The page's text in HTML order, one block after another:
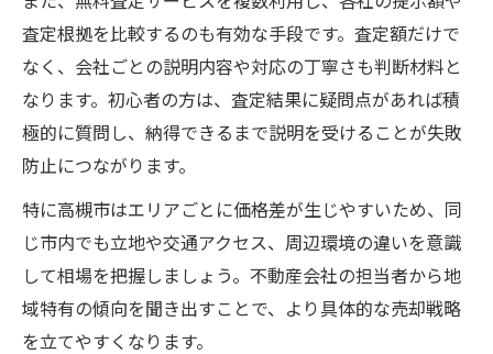
査定根拠を比較するのも有効な手段です。査定額だけで
なく、会社ごとの説明内容や対応の丁寧さも判断材料と
なります。初心者の方は、査定結果に疑問点があれば積
極的に質問し、納得できるまで説明を受けることが失敗
防止につながります。
特に高槻市はエリアごとに価格差が生じやすいため、同
じ市内でも立地や交通アクセス、周辺環境の違いを意識
して相場を把握しましょう。不動産会社の担当者から地
域特有の傾向を聞き出すことで、より具体的な売却戦略
を立てやすくなります。